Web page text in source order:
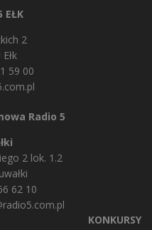
EŁK
2
59 00
Radio 5
2 lok. 1.2
62 10
KONKURSY